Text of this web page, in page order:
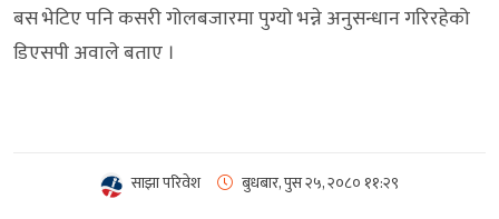
बस भेटिए पनि कसरी गोलबजारमा पुग्यो भन्ने अनुसन्धान गरिरहेको
डिएसपी अवाले बताए ।
साझा परिवेश बुधबार, पुस २५, २०८० ११:२९